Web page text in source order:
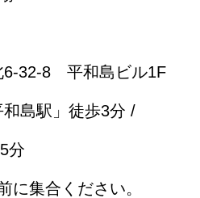
6-32-8 平和島ビル1F
島駅」徒歩3分 /
分
集合ください。